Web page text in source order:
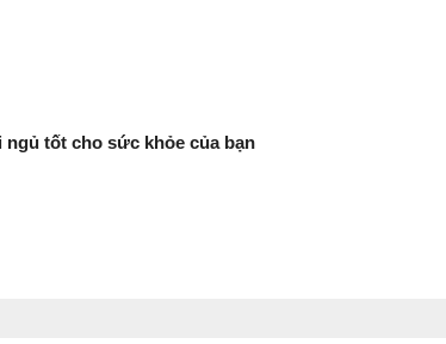
ngủ tốt cho sức khỏe của bạn